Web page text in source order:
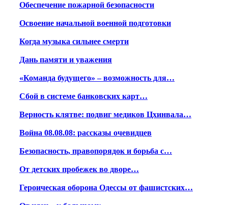
Обеспечение пожарной безопасности
Освоение начальной военной подготовки
Когда музыка сильнее смерти
Дань памяти и уважения
«Команда будущего» – возможность для…
Сбой в системе банковских карт…
Верность клятве: подвиг медиков Цхинвала…
Война 08.08.08: рассказы очевидцев
Безопасность, правопорядок и борьба с…
От детских пробежек во дворе…
Героическая оборона Одессы от фашистских…